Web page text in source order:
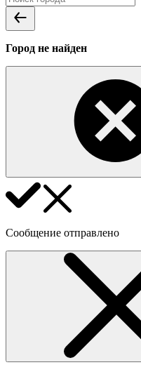
Город не найден
Сообщение отправлено